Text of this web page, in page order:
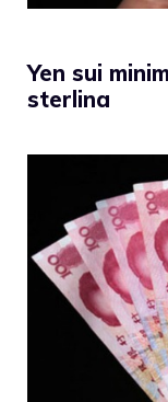
Yen sui
sterlina